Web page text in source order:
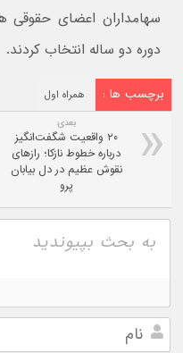
سهامداران اعضای حقوقی
دوره دو ساله انتخاب کردند.
برچسب ها : همراه اول
بعدی:
۲۰ واقعیت شگفت‌انگیز
درباره خطوط نازکا؛ رازهای
نقوش عظیم در دل بیابان
پرو